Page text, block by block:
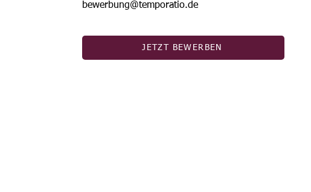
bewerbung@temporatio.de
JETZT BEWERBEN